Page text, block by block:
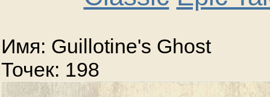
Имя: Guillotine's Ghost
Точек: 198